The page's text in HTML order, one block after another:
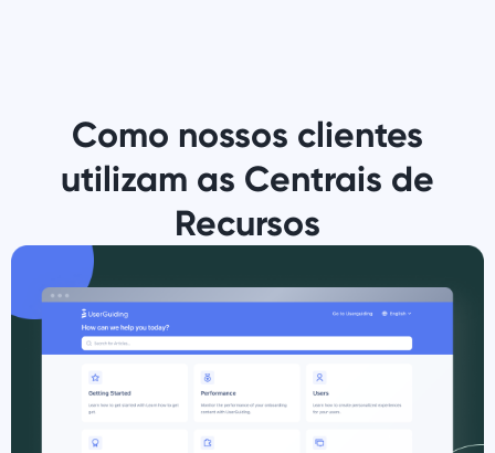
Como nossos clientes
utilizam as Centrais de
Recursos